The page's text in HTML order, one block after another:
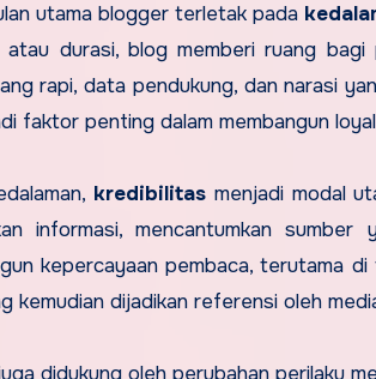
utama blogger terletak pada
atau durasi, blog memberi ruang
rapi, data pendukung, dan narasi
faktor penting dalam membangun
kredibilitasmenjadi modal
informasi, mencantumkan
kepercayaan pembaca, terutama
kemudian dijadikan referensi oleh
didukung oleh perubahan perilaku